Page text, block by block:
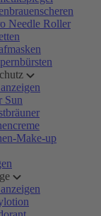
Needle Roller
Sun
Make-up